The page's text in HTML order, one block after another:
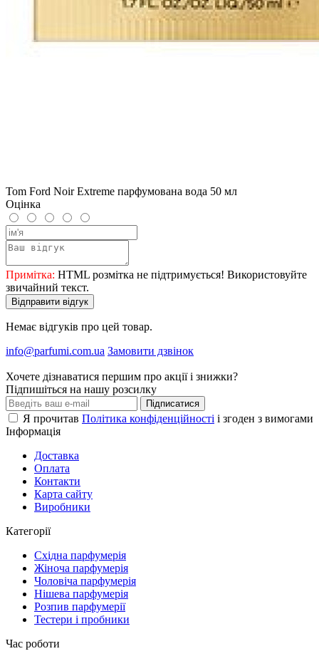
Tom Ford Noir Extreme парфумована вода 50 мл
Оцінка
Примітка: HTML розмітка не підтримується! Використовуйте
звичайний текст.
Відправити відгук
Немає відгуків про цей товар.
info@parfumi.com.ua Замовити дзвінок
Хочете дізнаватися першим про акції і знижки?
Підпишіться на нашу розсилку
Підписатися
Я прочитав Політика конфіденційності і згоден з вимогами
Інформація
Доставка
Оплата
Контакти
Карта сайту
Виробники
Категорії
Східна парфумерія
Жіноча парфумерія
Чоловіча парфумерія
Нішева парфумерія
Розпив парфумерії
Тестери і пробники
Час роботи